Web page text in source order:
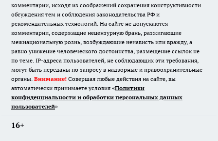
комментарии, исходя из соображений сохранения конструктивности
обсуждения тем и соблюдения законодательства РФ и
рекомендательных технологий. На сайте не допускаются
комментарии, содержащие нецензурную брань, разжигающие
межнациональную рознь, возбуждающие ненависть или вражду, а
равно унижение человеческого достоинства, размещение ссылок не
по теме. IP-адреса пользователей, не соблюдающих эти требования,
могут быть переданы по запросу в надзорные и правоохранительные
органы. Внимание! Совершая любые действия на сайте, вы
автоматически принимаете условия «Политики
конфиденциальности и обработки персональных данных
пользователей»
16+